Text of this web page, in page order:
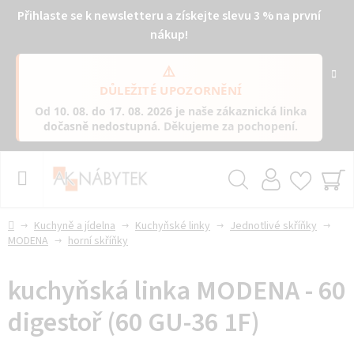
Přihlaste se k newsletteru a získejte slevu 3 % na první
nákup!
⚠️
DŮLEŽITÉ UPOZORNĚNÍ
Od 10. 08. do 17. 08. 2026 je naše zákaznická linka
dočasně nedostupná. Děkujeme za pochopení.
DomůKuchyně a jídelna Kuchyňské linky
Jednotlivé skříňky
MODENA
horní skříňky
kuchyňská linka MODENA - 60
digestoř (60 GU-36 1F)